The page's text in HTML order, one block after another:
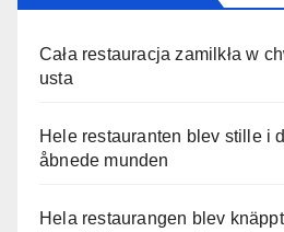
Cała restauracja zamilkła w
usta
Hele restauranten blev stille i
åbnede munden
Hela restaurangen blev